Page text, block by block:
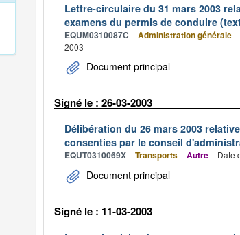
Lettre-circulaire du 31 mars 2003
examens du permis de conduire
EQUM0310087C Administration générale
2003
Document principal
Signé le : 26-03-2003
Délibération du 26 mars 2003
consenties par le conseil
EQUT0310069X Transports Autre Date
Document principal
Signé le : 11-03-2003